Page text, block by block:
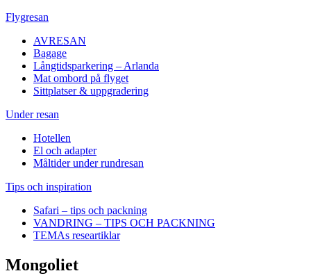
Flygresan
AVRESAN
Bagage
Långtidsparkering – Arlanda
Mat ombord på flyget
Sittplatser & uppgradering
Under resan
Hotellen
El och adapter
Måltider under rundresan
Tips och inspiration
Safari – tips och packning
VANDRING – TIPS OCH PACKNING
TEMAs researtiklar
Mongoliet